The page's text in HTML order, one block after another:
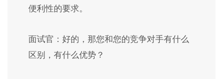
便利性的要求。
面试官：好的，那您和您的竞争对手有什么
区别，有什么优势？